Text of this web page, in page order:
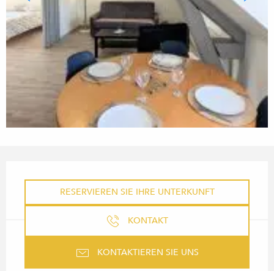
RESERVIEREN SIE IHRE UNTERKUNFT
KONTAKT
KONTAKTIEREN SIE UNS